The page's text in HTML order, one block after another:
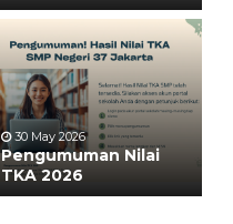
30 May 2026
Pengumuman Nilai
TKA 2026